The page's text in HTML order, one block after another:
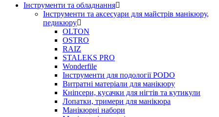
Інструменти та обладнання
Інструменти та аксесуари для майстрів манікюру,
педикюру
OLTON
OSTRO
RAIZ
STALEKS PRO
Wonderfile
Інструменти для подології PODO
Витратні матеріали для манікюру
Кніпсери, кусачки для нігтів та кутикули
Лопатки, тримери для манікюра
Манікюрні набори